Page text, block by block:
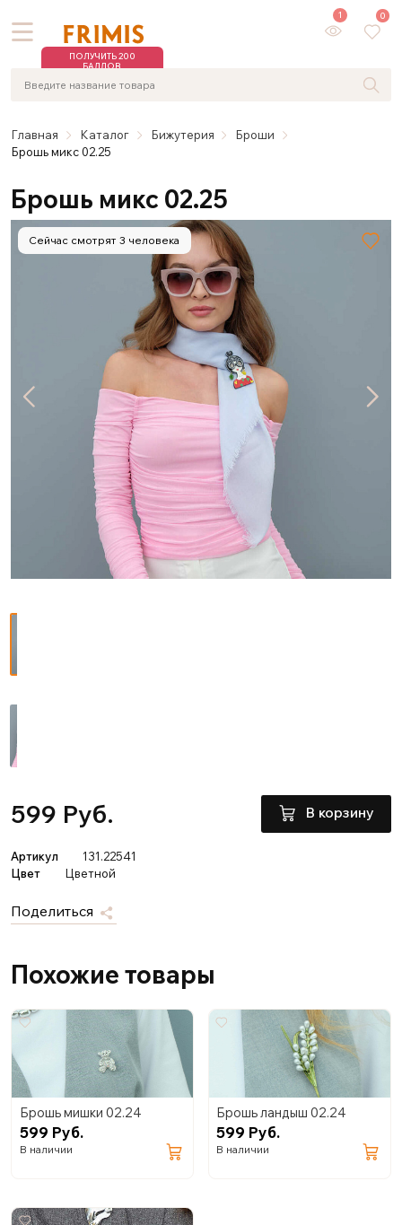
ПОЛУЧИТЬ 200
БАЛЛОВ
1 0
Главная Каталог Бижутерия
Броши
Брошь микс 02.25
Брошь микс 02.25
Сейчас смотрят 3 человека
599 Руб. В корзину
Артикул
131.22541
Цвет
Цветной
Поделиться
Похожие товары
Брошь мишки 02.24
599 Руб.
В наличии
Брошь ландыш 02.24
599 Руб.
В наличии